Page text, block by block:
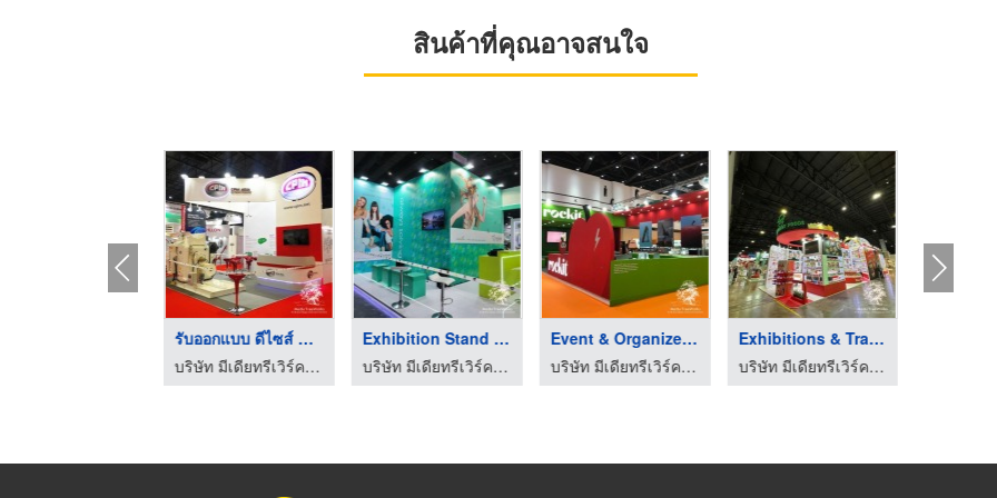
สินค้าที่คุณอาจสนใจ
รับออกแบบ ดีไซส์ ติด ...
บริษัท มีเดียทรีเวิร์ค อินเตอร์เนชั่นแนล จำกัด
Exhibition Stand Bui ...
บริษัท มีเดียทรีเวิร์ค อินเตอร์เนชั่นแนล จำกัด
Event & Organizer on ...
บริษัท มีเดียทรีเวิร์ค อินเตอร์เนชั่นแนล จำกัด
Exhibitions & Trade ...
บริษัท มีเดียทรีเวิร์ค อินเตอร์เนชั่นแนล จำกัด